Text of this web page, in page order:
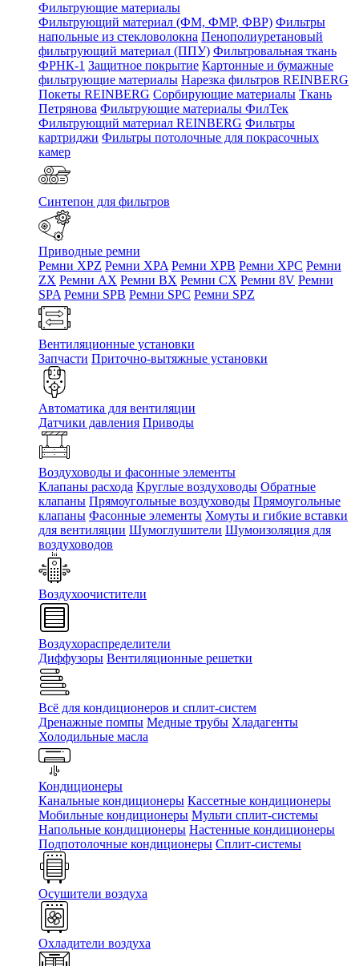
Фильтрующие материалы
Фильтрующий материал (ФМ, ФМР, ФВР) Фильтры
напольные из стекловолокна Пенополиуретановый
фильтрующий материал (ППУ) Фильтровальная ткань
ФРНК-1 Защитное покрытие Картонные и бумажные
фильтрующие материалы Нарезка фильтров REINBERG
Покеты REINBERG Сорбирующие материалы Ткань
Петрянова Фильтрующие материалы ФилТек
Фильтрующий материал REINBERG Фильтры
картриджи Фильтры потолочные для покрасочных
камер
Синтепон для фильтров
Приводные ремни
Ремни XPZ Ремни XPA Ремни XPB Ремни XPC Ремни
ZX Ремни AX Ремни BX Ремни CX Ремни 8V Ремни
SPA Ремни SPB Ремни SPC Ремни SPZ
Вентиляционные установки
Запчасти Приточно-вытяжные установки
Автоматика для вентиляции
Датчики давления Приводы
Воздуховоды и фасонные элементы
Клапаны расхода Круглые воздуховоды Обратные
клапаны Прямоугольные воздуховоды Прямоугольные
клапаны Фасонные элементы Хомуты и гибкие вставки
для вентиляции Шумоглушители Шумоизоляция для
воздуховодов
Воздухоочистители
Воздухораспределители
Диффузоры Вентиляционные решетки
Всё для кондиционеров и сплит-систем
Дренажные помпы Медные трубы Хладагенты
Холодильные масла
Кондиционеры
Канальные кондиционеры Кассетные кондиционеры
Мобильные кондиционеры Мульти сплит-системы
Напольные кондиционеры Настенные кондиционеры
Подпотолочные кондиционеры Сплит-системы
Осушители воздуха
Охладители воздуха